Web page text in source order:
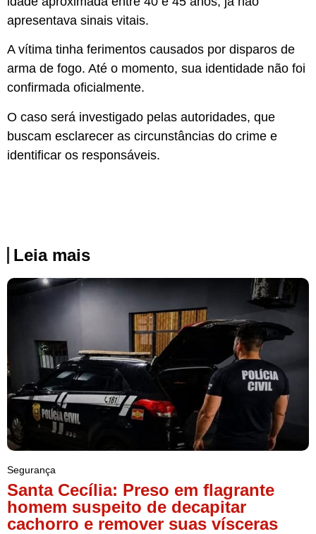
apresentava sinais vitais.
A vítima tinha ferimentos causados por disparos de
arma de fogo. Até o momento, sua identidade não foi
confirmada oficialmente.
O caso será investigado pelas autoridades, que
buscam esclarecer as circunstâncias do crime e
identificar os responsáveis.
Leia mais
Segurança
Santa Cecília: Preso em flagrante
homem suspeito de decapitar
cachorro e remover suas vísceras